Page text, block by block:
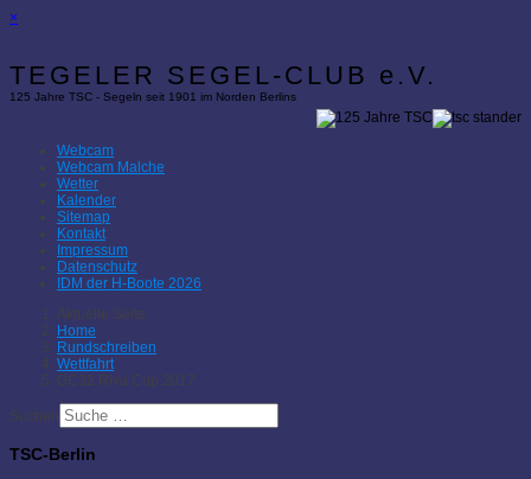
×
TEGELER SEGEL-CLUB e.V.
125 Jahre TSC - Segeln seit 1901 im Norden Berlins
Webcam
Webcam Malche
Wetter
Kalender
Sitemap
Kontakt
Impressum
Datenschutz
IDM der H-Boote 2026
Aktuelle Seite:
Home
Rundschreiben
Wettfahrt
GC32 Riva Cup 2017
Suchen
TSC-Berlin